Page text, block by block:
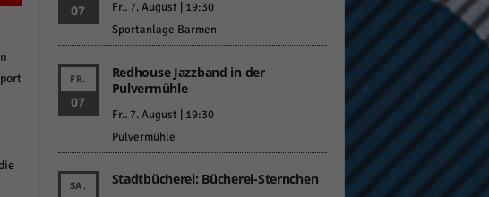
07
Fr.. 7. August | 19:30
Sportanlage Barmen
FR.
07
Redhouse Jazzband in der
Pulvermühle
Fr.. 7. August | 19:30
Pulvermühle
SA. Stadtbücherei: Bücherei-Sternchen